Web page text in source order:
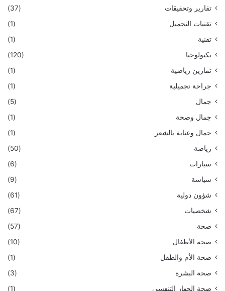
تقارير وتحقيقات
(37)
تقنيات التجميل
(1)
تقنية
(1)
تكنولوجيا
(120)
تمارين رياضية
(1)
جراحة تجميلية
(1)
جمال
(5)
جمال وصحة
(1)
جمال وعناية بالشعر
(1)
رياضة
(50)
سيارات
(6)
سياسة
(9)
شؤون دولية
(61)
شخصيات
(67)
صحة
(57)
صحة الأطفال
(10)
صحة الأم والطفل
(1)
صحة البشرة
(3)
صحة الجهاز التنفسي
(1)